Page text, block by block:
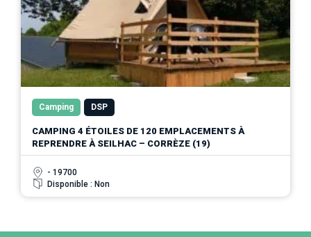
Camping DSP
CAMPING 4 ÉTOILES DE 120 EMPLACEMENTS À
REPRENDRE À SEILHAC – CORRÈZE (19)
- 19700
Disponible : Non